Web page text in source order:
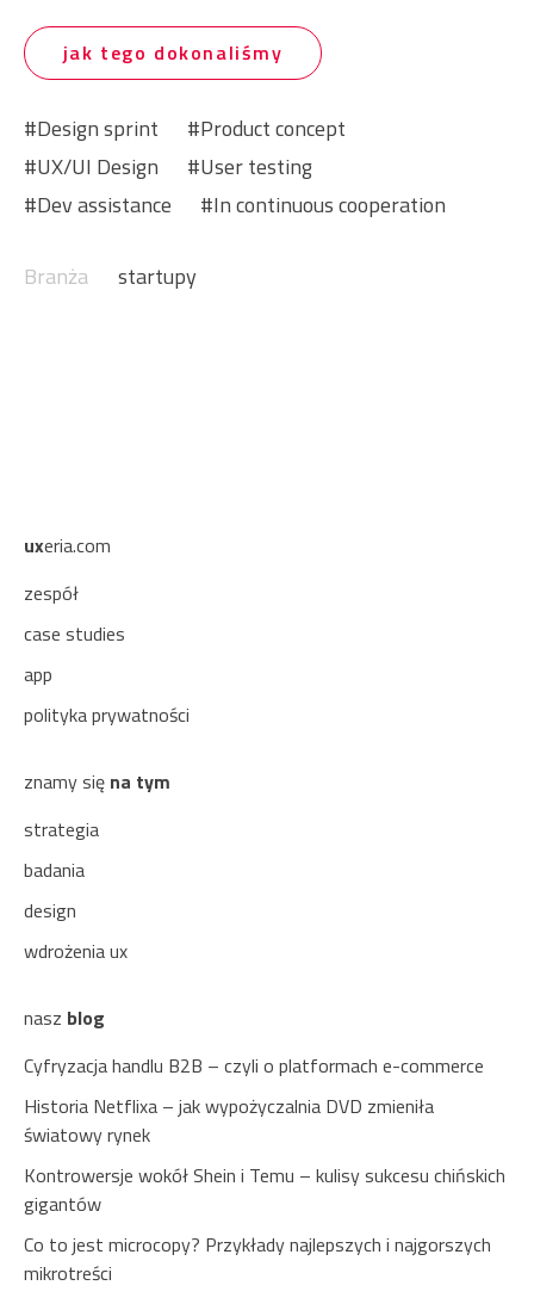
jak tego dokonaliśmy
Design sprint
Product concept
UX/UI Design
User testing
Dev assistance
In continuous cooperation
Branża startupy
uxeria.com
zespół
case studies
app
polityka prywatności
znamy się na tym
strategia
badania
design
wdrożenia ux
nasz blog
Cyfryzacja handlu B2B – czyli o platformach e-commerce
Historia Netflixa – jak wypożyczalnia DVD zmieniła
światowy rynek
Kontrowersje wokół Shein i Temu – kulisy sukcesu chińskich
gigantów
Co to jest microcopy? Przykłady najlepszych i najgorszych
mikrotreści